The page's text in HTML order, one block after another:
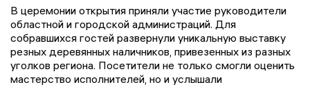
В церемонии открытия приняли участие руководители
областной и городской администраций. Для
собравшихся гостей развернули уникальную выставку
резных деревянных наличников, привезенных из разных
уголков региона. Посетители не только смогли оценить
мастерство исполнителей, но и услышали